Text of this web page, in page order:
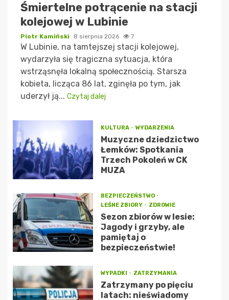
Śmiertelne potrącenie na stacji
kolejowej w Lubinie
Piotr Kamiński 8 sierpnia 2026 7
W Lubinie, na tamtejszej stacji kolejowej,
wydarzyła się tragiczna sytuacja, która
wstrząsnęła lokalną społecznością. Starsza
kobieta, licząca 86 lat, zginęła po tym, jak
uderzył ją... Czytaj dalej
KULTURA WYDARZENIA
Muzyczne dziedzictwo
Łemków: Spotkania
Trzech Pokoleń w CK
MUZA
BEZPIECZEŃSTWO
LEŚNE ZBIORY
ZDROWIE
Sezon zbiorów w lesie:
Jagody i grzyby, ale
pamiętaj o
bezpieczeństwie!
WYPADKI ZATRZYMANIA
Zatrzymany po pięciu
latach: nieświadomy